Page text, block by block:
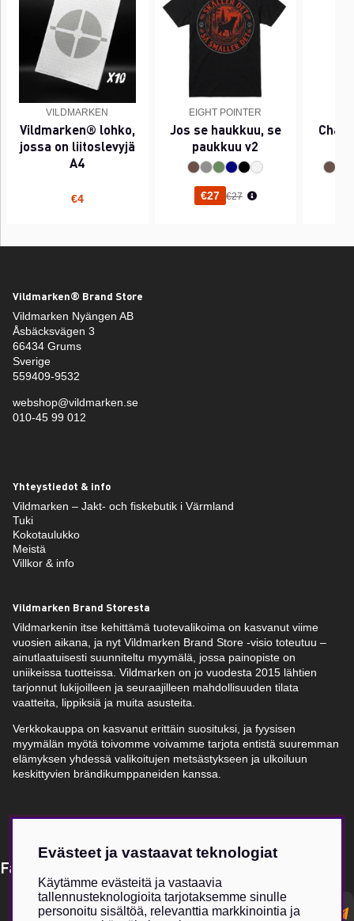
VILDMARKEN
Vildmarken® lohko,
jossa on liitoslevyjä
A4
€4
EIGHT POINTER
Jos se haukkuu, se
paukkuu v2
€27 Normaali hinta
€27
Vildmarken® Brand Store
Vildmarken Nyängen AB
Åsbäcksvägen 3
66434 Grums
Sverige
559409-9532
webshop@vildmarken.se
010-45 99 012
Yhteystiedot & info
Vildmarken – Jakt- och fiskebutik i Värmland
Tuki
Kokotaulukko
Meistä
Villkor & info
Vildmarken Brand Storesta
Vildmarkenin itse kehittämä tuotevalikoima on kasvanut viime
vuosien aikana, ja nyt Vildmarken Brand Store -visio toteutuu –
ainutlaatuisesti suunniteltu myymälä, jossa painopiste on
uniikeissa tuotteissa. Vildmarken on jo vuodesta 2015 lähtien
tarjonnut lukijoilleen ja seuraajilleen mahdollisuuden tilata
vaatteita, lippiksiä ja muita asusteita.
Verkkokauppa on kasvanut erittäin suosituksi, ja fyysisen
myymälän myötä toivomme voivamme tarjota entistä suuremman
elämyksen yhdessä valikoitujen metsästykseen ja ulkoiluun
keskittyvien brändikumppaneiden kanssa.
Få Magasin Vildmarken direkt till din e-post!*
postadress
Evästeet ja vastaavat teknologiat
Käytämme evästeitä ja vastaavia
tallennusteknologioita tarjotaksemme sinulle
personoitu sisältöä, relevanttia markkinointia ja